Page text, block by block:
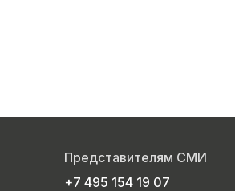
Представителям СМИ
+7 495 154 19 07